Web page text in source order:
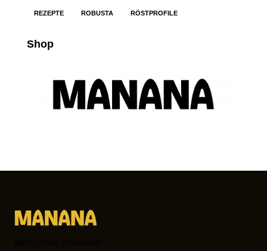
REZEPTE ROBUSTA RÖSTPROFILE
Shop